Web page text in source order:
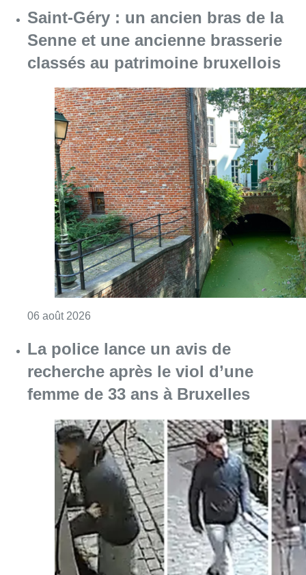
06 août 2026Consulter l'article "Saint-Géry : un ancien
La police lance un avis de
recherche après le viol d’une
femme de 33 ans à Bruxelles
06 août 2026 Consulter l'article "La police lance un avis
La Commune d’Ixelles ouvre un
registre de condoléances en
mémoire de Jaswinder Singh,
commerçant tué lors d’un